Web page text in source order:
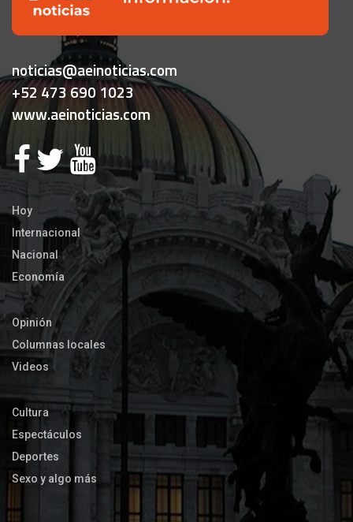
noticias@aeinoticias.com
+52 473 690 1023
www.aeinoticias.com
Hoy
Internacional
Nacional
Economía
Opinión
Columnas locales
Videos
Cultura
Espectáculos
Deportes
Sexo y algo más